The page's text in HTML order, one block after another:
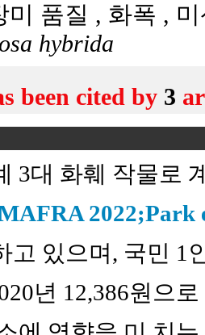
미 품질 , 화폭 ,
hybrida
been cited by 3
3대 화훼 작물로
2022;Park
고 있으며, 국민 1
년 12,386원으